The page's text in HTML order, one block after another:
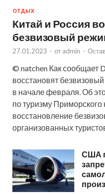
ОТДЫХ
Китай и Россия
безвизовый
27.01.2023 - от admin -
© natchen Как сообщает
восстановят
в начале февраля. Об
по туризму Приморского
восстановление
организованных
США